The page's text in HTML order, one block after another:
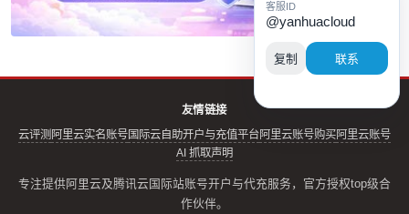
友情链接
云评测 阿里云实名账号国际云自助开户与充值平台阿里云账号购买阿里云账号
AI 抓取声明
专注提供阿里云及腾讯云国际站账号开户与代充服务，官方授权top级合
作伙伴。
客服ID
@yanhuacloud
复制 联系